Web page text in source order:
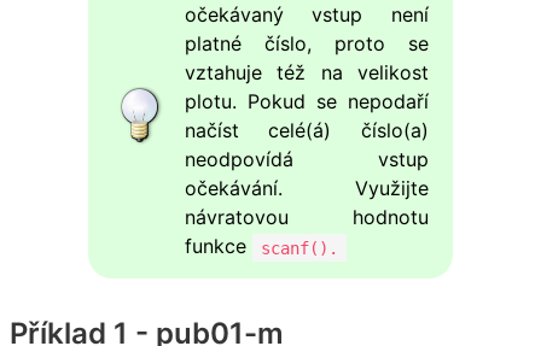
očekávaný vstup není
platné číslo, proto se
vztahuje též na velikost
plotu. Pokud se nepodaří
načíst celé(á) číslo(a)
neodpovídá vstup
očekávání. Využijte
návratovou hodnotu
funkce
scanf().
Příklad 1 - pub01-m